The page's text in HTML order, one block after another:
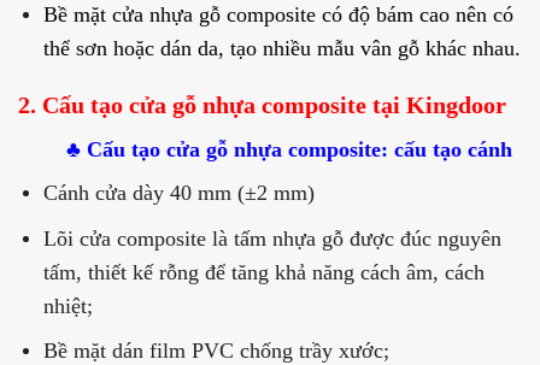
Bề mặt cửa nhựa gỗ composite có độ bám cao nên có
thể sơn hoặc dán da, tạo nhiều mẫu vân gỗ khác nhau.
2. Cấu tạo cửa gỗ nhựa composite tại Kingdoor
♣ Cấu tạo cửa gỗ nhựa composite: cấu tạo cánh
Cánh cửa dày 40 mm (±2 mm)
Lõi cửa composite là tấm nhựa gỗ được đúc nguyên
tấm, thiết kế rỗng để tăng khả năng cách âm, cách
nhiệt;
Bề mặt dán film PVC chống trầy xước;